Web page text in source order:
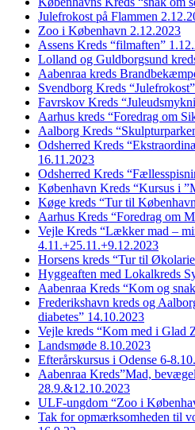
Julefrokost på Flammen
Zoo i København 2.12.2023
Assens Kreds “filmaften”
Lolland og Guldborgsund
Aabenraa kreds
Svendborg Kreds
Favrskov Kreds
Aarhus kreds “Foredrag om
Aalborg Kreds
Odsherred Kreds
16.11.2023
Odsherred Kreds
København Kreds “Kursus i
Køge kreds “Tur til
Aarhus Kreds “Foredrag om
Vejle Kreds “Lækker mad –
4.11.+25.11.+9.12.2023
Horsens kreds “Tur til
Hyggeaften med Lokalkreds
Aabenraa Kreds “Kom og
Frederikshavn kreds og
diabetes” 14.10.2023
Vejle kreds “Kom med i Glad
Landsmøde 8.10.2023
Efterårskursus i Odense 6-
Aabenraa Kreds”Mad,
28.9.&12.10.2023
ULF-ungdom “Zoo i
Tak for opmærksomheden til